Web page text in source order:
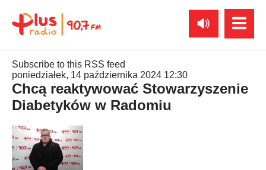
Subscribe to this RSS feed
poniedziałek, 14 października 2024 12:30
Chcą reaktywować Stowarzyszenie
Diabetyków w Radomiu